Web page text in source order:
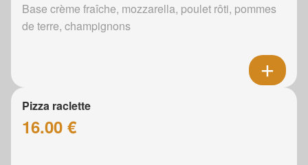
Base crème fraîche, mozzarella, poulet rôti, pommes
de terre, champignons
Pizza raclette
16.00 €